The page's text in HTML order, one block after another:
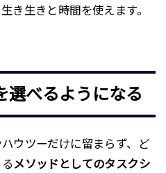
き生きと時間を使えます。
選べるようになる
ウツーだけに留まらず、ど
メソッドとしてのタスクシ